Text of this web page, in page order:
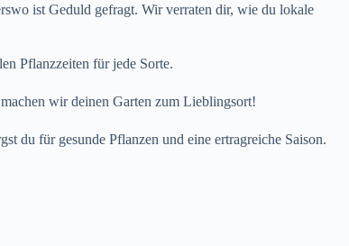
ist Geduld gefragt. Wir verraten dir, wie du lokale
Pflanzzeiten für jede Sorte.
machen wir deinen Garten zum Lieblingsort!
du für gesunde Pflanzen und eine ertragreiche Saison.